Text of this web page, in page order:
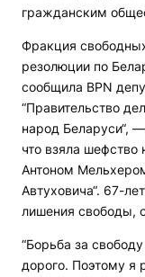
гражданским
Фракция
резолюции по
сообщила BPN
“Правительство
народ Беларуси“,
что взяла
Антоном
Автуховича“. 67-
лишения свободы,
“Борьба за
дорого. Поэтому